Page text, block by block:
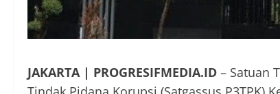
JAKARTA | PROGRESIFMEDIA.ID – Satuan